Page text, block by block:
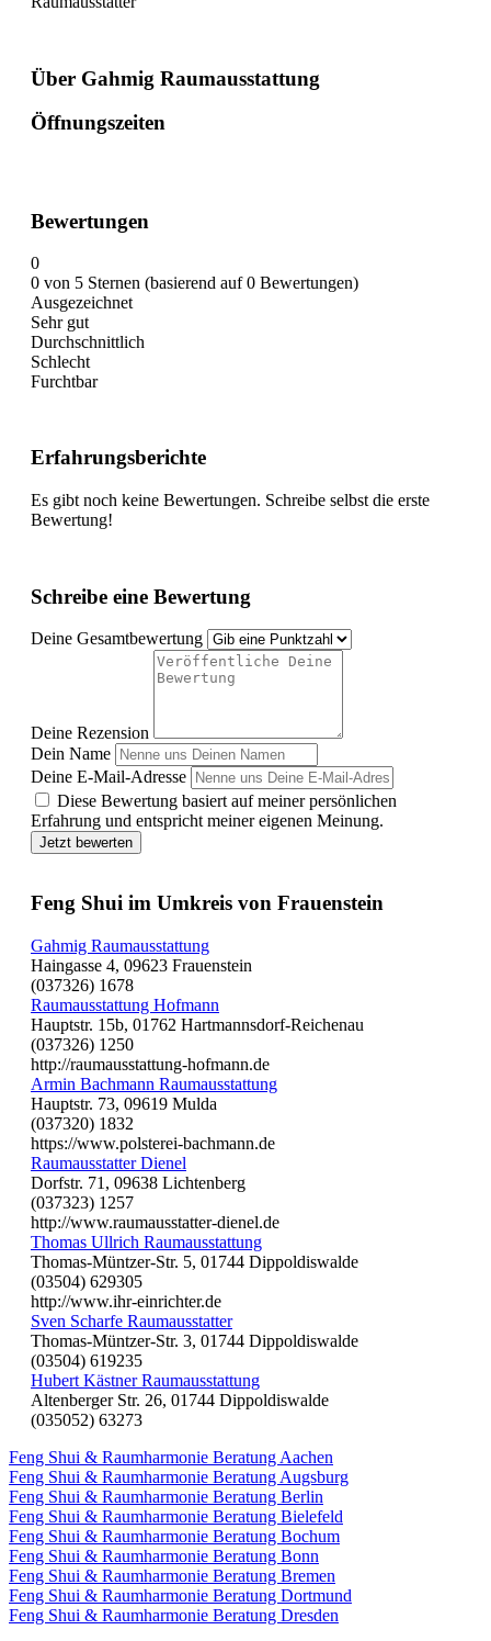
Über Gahmig Raumausstattung
Öffnungszeiten
Bewertungen
0
0 von 5 Sternen (basierend auf 0 Bewertungen)
Ausgezeichnet
Sehr gut
Durchschnittlich
Schlecht
Furchtbar
Erfahrungsberichte
Es gibt noch keine Bewertungen. Schreibe selbst die erste
Bewertung!
Schreibe eine Bewertung
Deine Gesamtbewertung
Deine Rezension
Dein Name
Deine E-Mail-Adresse
Diese Bewertung basiert auf meiner persönlichen
Erfahrung und entspricht meiner eigenen Meinung.
Jetzt bewerten
Feng Shui im Umkreis von Frauenstein
Gahmig Raumausstattung
Haingasse 4, 09623 Frauenstein
(037326) 1678
Raumausstattung Hofmann
Hauptstr. 15b, 01762 Hartmannsdorf-Reichenau
(037326) 1250
http://raumausstattung-hofmann.de
Armin Bachmann Raumausstattung
Hauptstr. 73, 09619 Mulda
(037320) 1832
https://www.polsterei-bachmann.de
Raumausstatter Dienel
Dorfstr. 71, 09638 Lichtenberg
(037323) 1257
http://www.raumausstatter-dienel.de
Thomas Ullrich Raumausstattung
Thomas-Müntzer-Str. 5, 01744 Dippoldiswalde
(03504) 629305
http://www.ihr-einrichter.de
Sven Scharfe Raumausstatter
Thomas-Müntzer-Str. 3, 01744 Dippoldiswalde
(03504) 619235
Hubert Kästner Raumausstattung
Altenberger Str. 26, 01744 Dippoldiswalde
(035052) 63273
Feng Shui & Raumharmonie Beratung Aachen
Feng Shui & Raumharmonie Beratung Augsburg
Feng Shui & Raumharmonie Beratung Berlin
Feng Shui & Raumharmonie Beratung Bielefeld
Feng Shui & Raumharmonie Beratung Bochum
Feng Shui & Raumharmonie Beratung Bonn
Feng Shui & Raumharmonie Beratung Bremen
Feng Shui & Raumharmonie Beratung Dortmund
Feng Shui & Raumharmonie Beratung Dresden